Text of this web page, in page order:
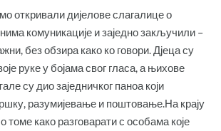
откривали дијелове слагалице о
комуникације и заједно закључили –
без обзира како ко говори. Д‌јеца су
руке у бојама свог гласа, а њихове
су дио заједничког паноа који
разумијевање и поштовање.На крају
томе како разговарати с особама које